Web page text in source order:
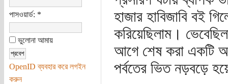
পাসওয়ার্ড: *
ভুলোনা আমায়
OpenID ব্যবহার করে লগইন
করুন
হাজার হাবিজাবি বই
করিয়েছিলাম।
আগে শেষ করা একটি
পর্বতের ভিত নড়বড়ে